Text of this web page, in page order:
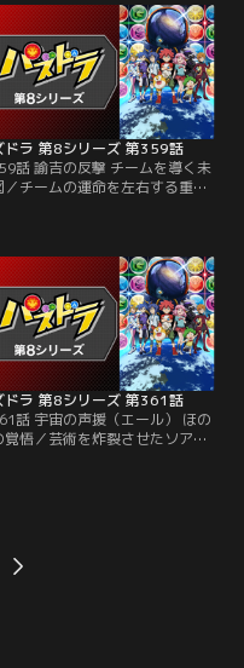
しないかに見えたが、レクター
神書の管理者・メタトロン」の
防御力は簡単に崩せない。つい
合はターン8までもつれ込む！
ドラ 第8シリーズ 第359話
話 諭吉の反撃 チームを導く未
／チームの運命を左右する重要
は少しずつ追い詰められてい
まるでバトルの流れを掌握する
なネジーナのパズドラ。苦しい
の中で、諭吉の考える勝利の可
とは！？
ドラ 第8シリーズ 第361話
話 宇宙の声援（エール） ほの
覚悟／芸術を炸裂させたソアラ
家としての自分にもファンがい
とを思うのだった。会場全体を